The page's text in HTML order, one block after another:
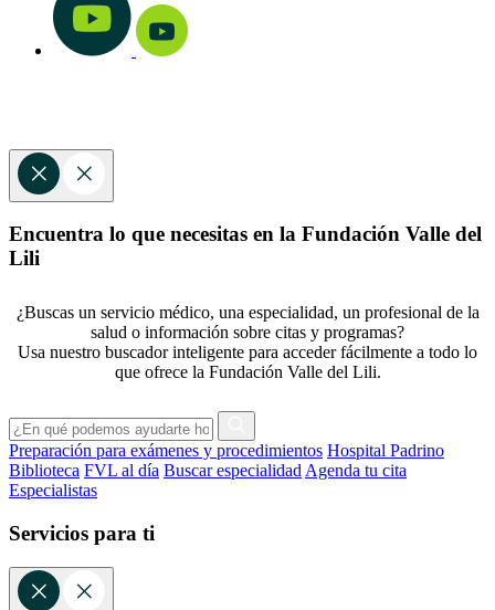
Encuentra lo que necesitas en la Fundación Valle del
Lili
¿Buscas un servicio médico, una especialidad, un profesional de la
salud o información sobre citas y programas?
Usa nuestro buscador inteligente para acceder fácilmente a todo lo
que ofrece la Fundación Valle del Lili.
Preparación para exámenes y procedimientos Hospital Padrino
Biblioteca FVL al día Buscar especialidad Agenda tu cita
Especialistas
Servicios para ti